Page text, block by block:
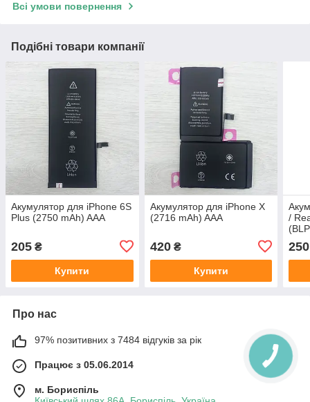
Всі умови повернення
Подібні товари компанії
Акумулятор для iPhone 6S
Plus (2750 mAh) AAA
205 ₴
Купити
Акумулятор для iPhone X
(2716 mAh) AAA
420₴
Купити
/
250
Про нас
97% позитивних з 7484 відгуків за рік
Працює з 05.06.2014
м. Бориспіль